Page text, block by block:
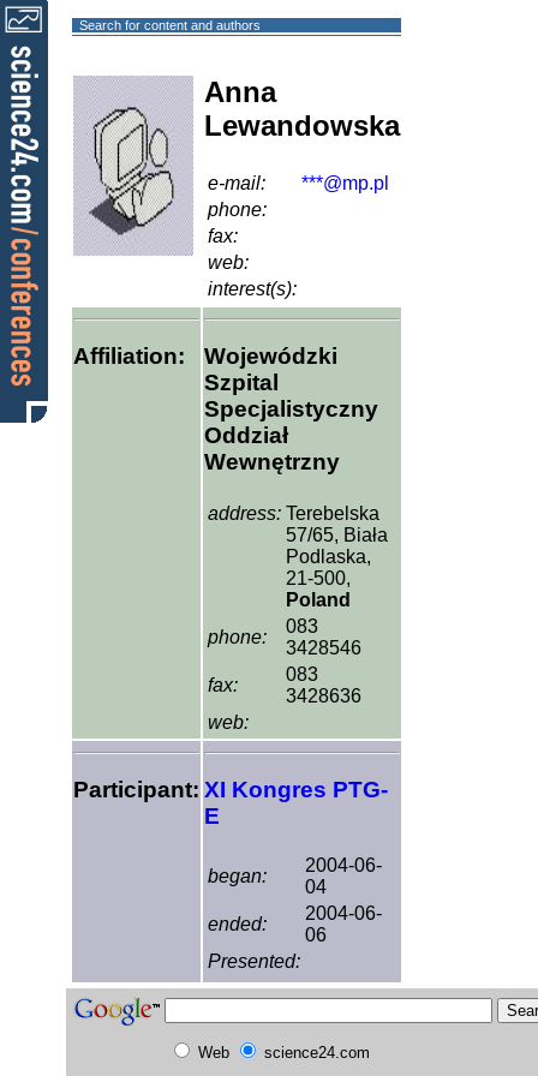
Search for content and authors
Anna
Lewandowska
e-mail:
***@mp.pl
phone:
fax:
web:
interest(s):
Affiliation:
Wojewódzki
Szpital
Specjalistyczny
Oddział
Wewnętrzny
address: Terebelska
57/65, Biała
Podlaska,
21-500,
Poland
phone:
083
3428546
fax:
083
3428636
web:
Participant: XI Kongres PTG-
E
began:
2004-06-
04
ended:
2004-06-
06
Presented:
Web science24.com